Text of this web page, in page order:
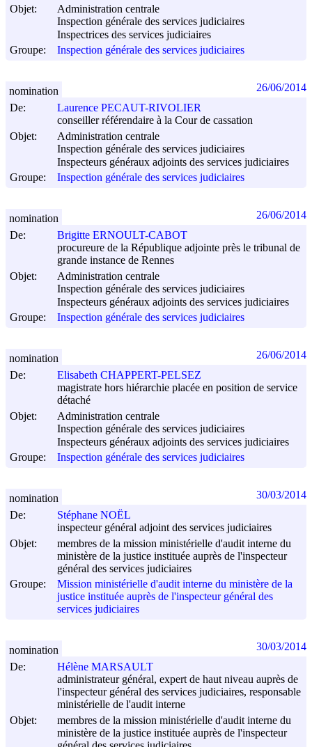
Objet:
Administration centrale
Inspection générale des services judiciaires
Inspectrices des services judiciaires
Groupe:
Inspection générale des services judiciaires
De:
Laurence PECAUT-RIVOLIER
conseiller référendaire à la Cour de cassation
Objet:
Administration centrale
Inspection générale des services judiciaires
Inspecteurs généraux adjoints des services judiciaires
Groupe:
Inspection générale des services judiciaires
nomination 26/06/2014
De:
Brigitte ERNOULT-CABOT
procureure de la République adjointe près le tribunal de
grande instance de Rennes
Objet:
Administration centrale
Inspection générale des services judiciaires
Inspecteurs généraux adjoints des services judiciaires
Groupe:
Inspection générale des services judiciaires
nomination 26/06/2014
De:
Elisabeth CHAPPERT-PELSEZ
magistrate hors hiérarchie placée en position de service
détaché
Objet:
Administration centrale
Inspection générale des services judiciaires
Inspecteurs généraux adjoints des services judiciaires
Groupe:
Inspection générale des services judiciaires
nomination 26/06/2014
De:
Stéphane NOËL
inspecteur général adjoint des services judiciaires
Objet:
membres de la mission ministérielle d'audit interne du
ministère de la justice instituée auprès de l'inspecteur
général des services judiciaires
Groupe:
Mission ministérielle d'audit interne du ministère de la
justice instituée auprès de l'inspecteur général des
services judiciaires
nomination 30/03/2014
De:
Hélène MARSAULT
administrateur général, expert de haut niveau auprès de
l'inspecteur général des services judiciaires, responsable
ministérielle de l'audit interne
Objet:
membres de la mission ministérielle d'audit interne du
ministère de la justice instituée auprès de l'inspecteur
nomination 30/03/2014